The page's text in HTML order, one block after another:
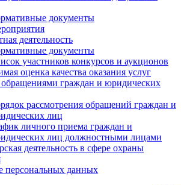
документы
деятельность
документы
участников конкурсов и аукционов
оценка качества оказания услуг
обращениями граждан и юридических
рассмотрения обращений граждан и
лиц
личного приема граждан и
лиц должностными лицами
деятельность в сфере охраны
персональных данных